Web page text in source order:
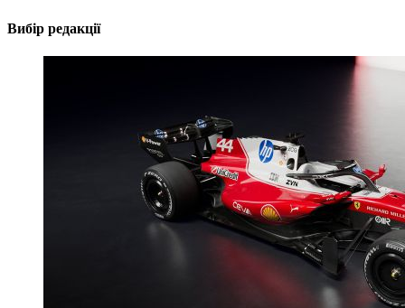
Вибір редакції